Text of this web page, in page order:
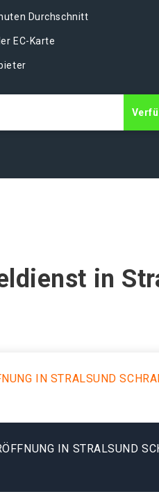
Durchschnitt
EC-Karte
in
IN STRALSUND
IN STRALSUND